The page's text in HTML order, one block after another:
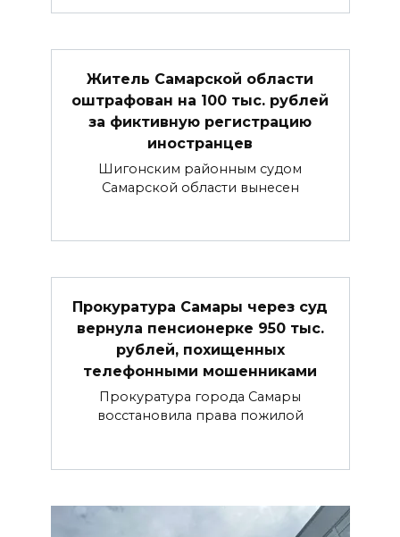
Житель Самарской области
оштрафован на 100 тыс. рублей
за фиктивную регистрацию
иностранцев
Шигонским районным судом
Самарской области вынесен
Прокуратура Самары через суд
вернула пенсионерке 950 тыс.
рублей, похищенных
телефонными мошенниками
Прокуратура города Самары
восстановила права пожилой